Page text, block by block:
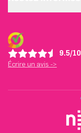
9.5/10
Écrire un avis ->